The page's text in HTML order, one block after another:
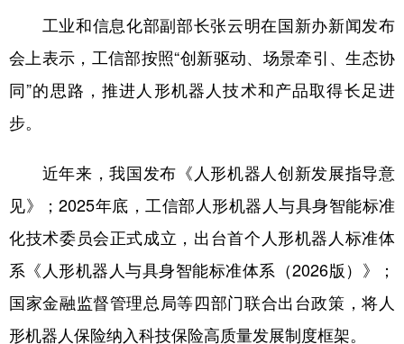
工业和信息化部副部长张云明在国新办新闻发布
会上表示，工信部按照“创新驱动、场景牵引、生态协
同”的思路，推进人形机器人技术和产品取得长足进
步。
近年来，我国发布《人形机器人创新发展指导意
见》；2025年底，工信部人形机器人与具身智能标准
化技术委员会正式成立，出台首个人形机器人标准体
系《人形机器人与具身智能标准体系（2026版）》；
国家金融监督管理总局等四部门联合出台政策，将人
形机器人保险纳入科技保险高质量发展制度框架。